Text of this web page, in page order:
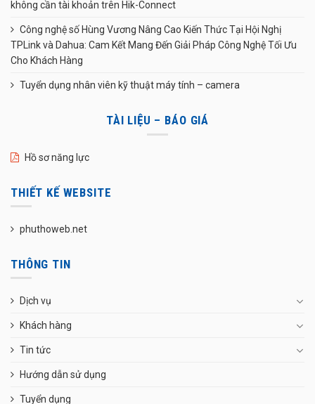
không cần tài khoản trên Hik-Connect
Công nghệ số Hùng Vương Nâng Cao Kiến Thức Tại Hội Nghị
TPLink và Dahua: Cam Kết Mang Đến Giải Pháp Công Nghệ Tối Ưu
Cho Khách Hàng
Tuyển dụng nhân viên kỹ thuật máy tính – camera
TÀI LIỆU – BÁO GIÁ
Hồ sơ năng lực
THIẾT KẾ WEBSITE
phuthoweb.net
THÔNG TIN
Dịch vụ
Khách hàng
Tin tức
Hướng dẫn sử dụng
Tuyển dụng